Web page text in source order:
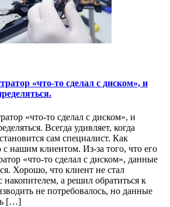
«что-то сделал с диском», и
«что-то сделал с диском», и
Всегда удивляет, когда
сам специалист. Как
нашим клиентом. Из-за того, что его
«что-то сделал с диском», данные
Хорошо, что клиент не стал
накопителем, а решил обратиться к
не потребовалось, но данные
[…]